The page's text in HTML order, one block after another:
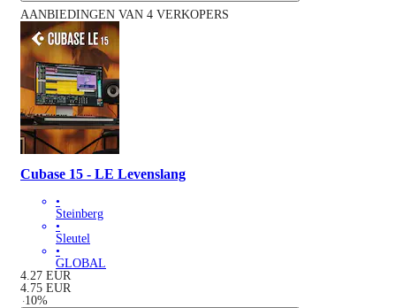
AANBIEDINGEN VAN 4 VERKOPERS
Cubase 15 - LE Levenslang
•
Steinberg
•
Sleutel
•
GLOBAL
4.27 EUR
4.75 EUR
-10%